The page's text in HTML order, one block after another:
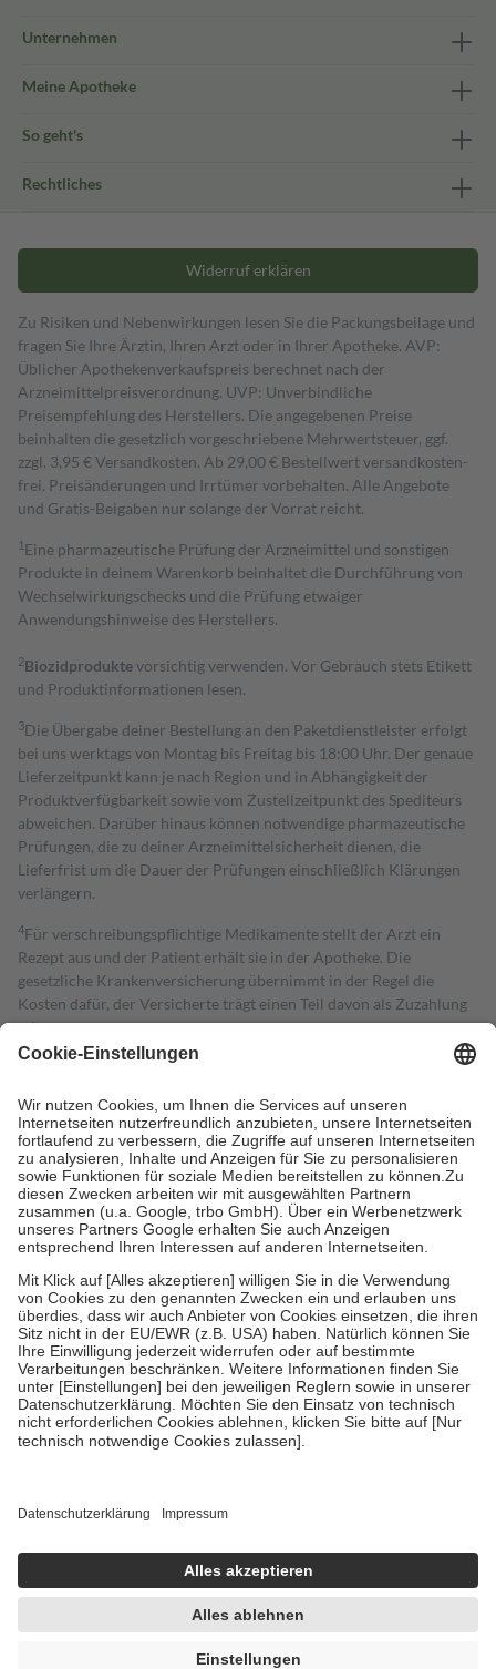
Unternehmen
Meine Apotheke
So geht's
Rechtliches
Widerruf erklären
Zu Risiken und Nebenwirkungen lesen Sie die Packungsbeilage und
fragen Sie Ihre Ärztin, Ihren Arzt oder in Ihrer Apotheke. AVP:
Üblicher Apothekenverkaufspreis berechnet nach der
Arzneimittelpreisverordnung. UVP: Unverbindliche
Preisempfehlung des Herstellers. Die angegebenen Preise
beinhalten die gesetzlich vorgeschriebene Mehrwertsteuer, ggf.
zzgl. 3,95 € Versandkosten. Ab 29,00 € Bestell­wert versand­kosten­
frei. Preisänderungen und Irrtümer vorbehalten. Alle Angebote
und Gratis-Beigaben nur solange der Vorrat reicht.
1 Eine pharmazeutische Prüfung der Arzneimittel und sonstigen
Produkte in deinem Warenkorb beinhaltet die Durchführung von
Wechselwirkungschecks und die Prüfung etwaiger
Anwendungshinweise des Herstellers.
2Biozidproduktevorsichtig verwenden. Vor Gebrauch stets Etikett
und Produktinformationen lesen.
3Die Übergabe deiner Bestellung an den Paketdienstleister erfolgt
bei uns werktags von Montag bis Freitag bis 18:00 Uhr. Der genaue
Lieferzeitpunkt kann je nach Region und in Abhängigkeit der
Produktverfügbarkeit sowie vom Zustellzeitpunkt des Spediteurs
abweichen. Darüber hinaus können notwendige pharmazeutische
Prüfungen, die zu deiner Arzneimittelsicherheit dienen, die
Lieferfrist um die Dauer der Prüfungen einschließlich Klärungen
verlängern.
4Für verschreibungspflichtige Medikamente stellt der Arzt ein
Rezept aus und der Patient erhält sie in der Apotheke. Die
gesetzliche Krankenversicherung übernimmt in der Regel die
Kosten dafür, der Versicherte trägt einen Teil davon als Zuzahlung
mit.
Grundsätzlich leisten Mitglieder Zuzahlungen in Höhe von zehn
höchstens zehn Euro.
Es sind jedoch nie mehr als die tatsächlichen
Kosten der Leistung zu entrichten.
Diese Regeln gelten grundsätzlich auch für Online-Apotheken.
Bei Heilmitteln und häuslicher Krankenpflege beträgt die
Zuzahlung zehn Prozent der Kosten sowie zehn Euro je
Verordnung.
Um das Engagement der Versicherten für ihre eigene Gesundheit zu
stärken und die besondere Stellung der Familie zu unterstützen,
fallenkeine Zuzahlungenan bei:
• Kindern und Jugendlichen bis zum vollendeten 18. Lebensjahr
mit Ausnahme der Fahrkosten
• Untersuchungen zur Vorsorge und Früherkennung, die von der
GKV getragen werden
• empfohlenen Schutzimpfungen
• Harn- und Blutteststreifen
getroffen, um sicherzustellen, dass es sich um echte Bewertungen
https://help.etrusted.com/hc/de/articles/4419944605341
Einige Bilder und Inhalte wurden unter Zuhilfenahme künstlicher